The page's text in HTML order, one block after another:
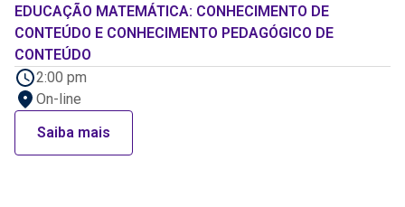
EDUCAÇÃO MATEMÁTICA: CONHECIMENTO DE
CONTEÚDO E CONHECIMENTO PEDAGÓGICO DE
CONTEÚDO
2:00 pm
On-line
Saiba mais